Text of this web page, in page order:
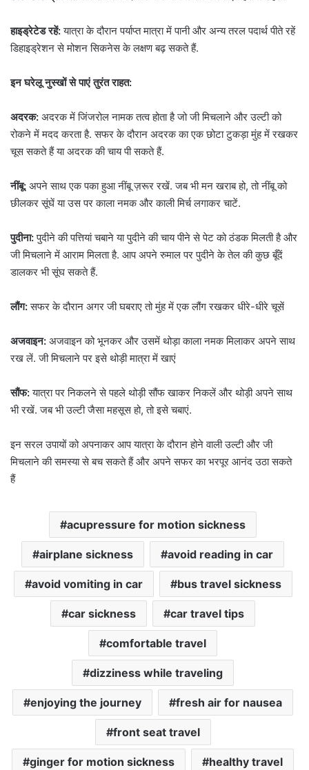
हाइड्रेटेड रहें:यात्रा के दौरान पर्याप्त मात्रा में पानी और अन्य तरल पदार्थ पीते रहें
डिहाइड्रेशन से मोशन सिकनेस के लक्षण बढ़ सकते हैं.
इन घरेलू नुस्खों से पाएं तुरंत राहत:
अदरक: अदरक में जिंजरोल नामक तत्व होता है जो जी मिचलाने और उल्टी को
रोकने में मदद करता है.सफर के दौरान अदरक का एक छोटा टुकड़ा मुंह में रखकर
चूस सकते हैं या अदरक की चाय पी सकते हैं.
नींबू: अपने साथ एक पका हुआ नींबू ज़रूर रखें. जब भी मन खराब हो, तो नींबू को
छीलकर सूंघें या उस पर काला नमक और काली मिर्च लगाकर चाटें.
पुदीना:पुदीने की पत्तियां चबाने या पुदीने की चाय पीने से पेट को ठंडक मिलती है और
जी मिचलाने में आराम मिलता है. आप अपने रुमाल पर पुदीने के तेल की कुछ बूँदें
डालकर भी सूंघ सकते हैं.
लौंग:सफर के दौरान अगर जी घबराए तो मुंह में एक लौंग रखकर धीरे-धीरे चूसें
अजवाइन: अजवाइन को भूनकर और उसमें थोड़ा काला नमक मिलाकर अपने साथ
रख लें. जी मिचलाने पर इसे थोड़ी मात्रा में खाएं
सौंफ:यात्रा पर निकलने से पहले थोड़ी सौंफ खाकर निकलें और थोड़ी अपने साथ
भी रखें. जब भी उल्टी जैसा महसूस हो, तो इसे चबाएं.
इन सरल उपायों को अपनाकर आप यात्रा के दौरान होने वाली उल्टी और जी
मिचलाने की समस्या से बच सकते हैं और अपने सफर का भरपूर आनंद उठा सकते
हैं
acupressure for motion sickness
airplane sickness avoid reading in car
avoid vomiting in car bus travel sickness
car sickness car travel tips
comfortable travel
dizziness while traveling
enjoying the journey fresh air for nausea
front seat travel
ginger for motion sickness healthy travel